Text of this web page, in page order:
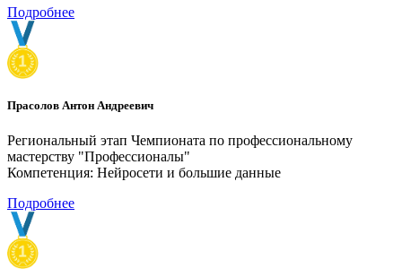
Подробнее
Прасолов Антон Андреевич
Региональный этап Чемпионата по профессиональному
мастерству "Профессионалы"
Компетенция: Нейросети и большие данные
Подробнее